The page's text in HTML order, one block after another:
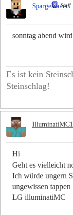
sonntag abend
Es ist kein
Steinschlag!
Spargelbauer
Staff
Hi
Geht es vielleicht
Ich würde ungern
ungewissen tappen
LG illuminatiMC